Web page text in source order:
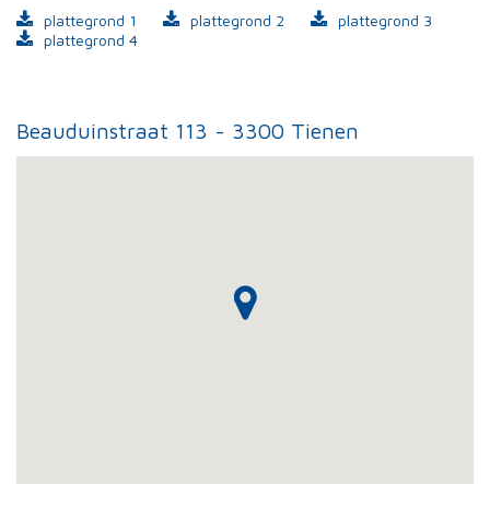
plattegrond 1 plattegrond 2
plattegrond 3
plattegrond 4
Beauduinstraat 113 - 3300 Tienen